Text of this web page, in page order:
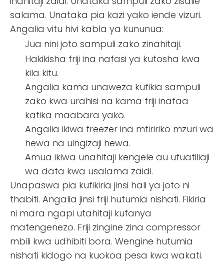
salama. Unataka pia kazi yako iende vizuri.
Angalia vitu hivi kabla ya kununua:
Jua nini joto sampuli zako zinahitaji.
Hakikisha friji ina nafasi ya kutosha kwa
kila kitu.
Angalia kama unaweza kufikia sampuli
zako kwa urahisi na kama friji inafaa
katika maabara yako.
Angalia ikiwa freezer ina mtiririko mzuri wa
hewa na uingizaji hewa.
Amua ikiwa unahitaji kengele au ufuatiliaji
wa data kwa usalama zaidi.
Unapaswa pia kufikiria jinsi hali ya joto ni
thabiti. Angalia jinsi friji hutumia nishati. Fikiria
ni mara ngapi utahitaji kufanya
matengenezo. Friji zingine zina compressor
mbili kwa udhibiti bora. Wengine hutumia
nishati kidogo na kuokoa pesa kwa wakati.